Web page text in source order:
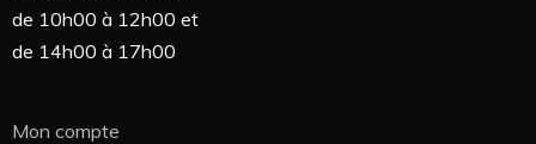
de 10h00 à 12h00 et
de 14h00 à 17h00
Mon compte